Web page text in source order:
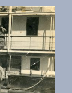
w
en Wanda